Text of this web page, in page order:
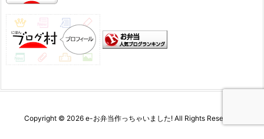
Copyright © 2026 e-お弁当作っちゃいました! All Rights Reserved.